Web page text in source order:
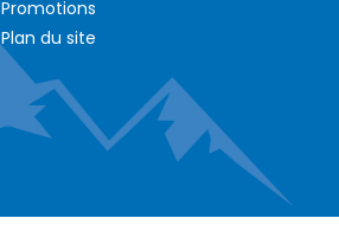
Promotions
Plan du site